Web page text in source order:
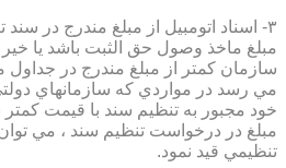
۳- اسناد اتومبيل از مبلغ مندرج در
مبلغ ماخذ وصول حق الثبت باشد يا
سازمان كمتر از مبلغ مندرج در جداول
مي رسد در مواردي كه سازمانهاي
خود مجبور به تنظيم سند با قيمت
مبلغ در درخواست تنظيم سند ، مي
تنظيمي قيد نمود.